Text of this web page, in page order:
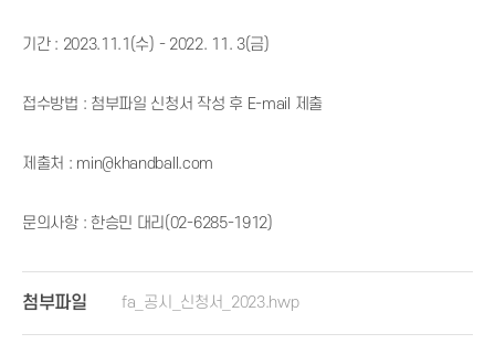
기간 : 2023.11.1(수) - 2022. 11. 3(금)
접수방법 : 첨부파일 신청서 작성 후 E-mail 제출
제출처 : min@khandball.com
문의사항 : 한승민 대리(02-6285-1912)
첨부파일 fa_공시_신청서_2023.hwp